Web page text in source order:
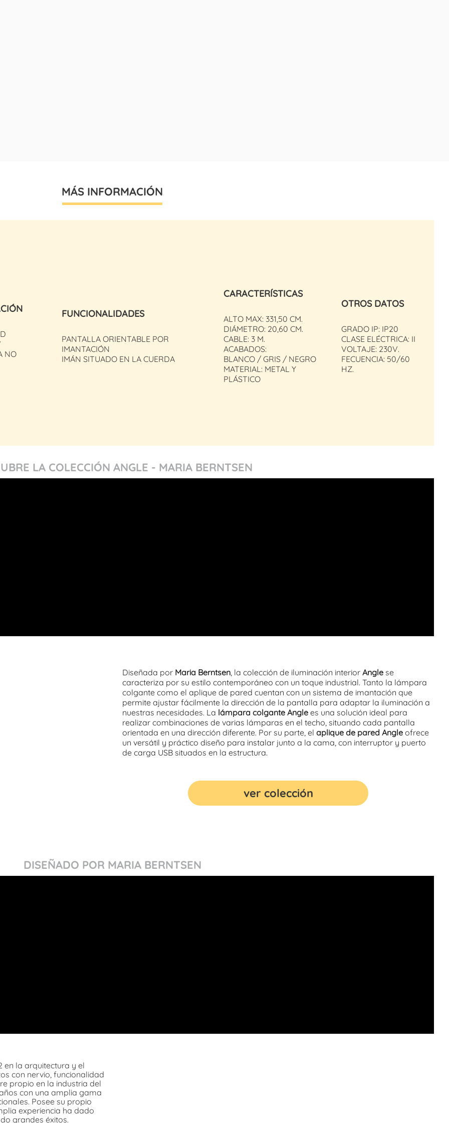
MÁS INFORMACIÓN
NO
FUNCIONALIDADES
PANTALLA ORIENTABLE POR
IMANTACIÓN
IMÁN SITUADO EN LA CUERDA
CARACTERÍSTICAS
ALTO MAX: 331,50 CM.
DIÁMETRO: 20,60 CM.
CABLE: 3 M.
ACABADOS:
BLANCO / GRIS / NEGRO
MATERIAL: METAL Y
PLÁSTICO
OTROS DATOS
GRADO IP: IP20
CLASE ELÉCTRICA: II
VOLTAJE: 230V.
FECUENCIA: 50/60
HZ.
LA COLECCIÓN ANGLE - MARIA BERNTSEN
Diseñada por Maria Berntsen, la colección de iluminación interior Angle se
caracteriza por su estilo contemporáneo con un toque industrial. Tanto la lámpara
colgante como el aplique de pared cuentan con un sistema de imantación que
permite ajustar fácilmente la dirección de la pantalla para adaptar la iluminación a
nuestras necesidades. La lámpara colgante Angle es una solución ideal para
realizar combinaciones de varias lámparas en el techo, situando cada pantalla
orientada en una dirección diferente. Por su parte, el aplique de pared Angle ofrece
un versátil y práctico diseño para instalar junto a la cama, con interruptor y puerto
de carga USB situados en la estructura.
ver colección
DISEÑADO POR MARIA BERNTSEN
en la arquitectura y el
con nervio, funcionalidad
propio en la industria del
con una amplia gama
Posee su propio
experiencia ha dado
grandes éxitos.